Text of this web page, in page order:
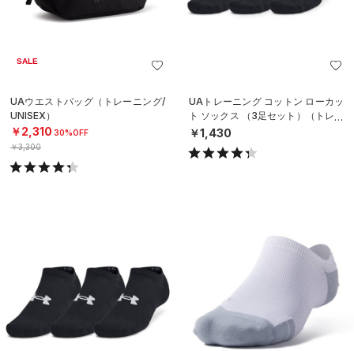
SALE
UAウエストバッグ（トレーニング/
UNISEX）
￥2,310 30%OFF
￥3,300
UAトレーニング コットン ローカッ
ト ソックス （3足セット）（トレー
ニング/UNISEX）
￥1,430